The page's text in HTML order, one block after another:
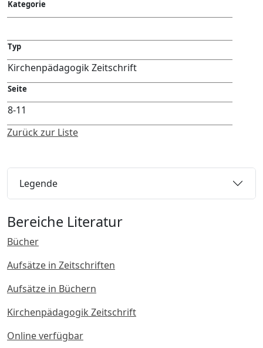
Kategorie
Typ
Kirchenpädagogik Zeitschrift
Seite
8-11
Zurück zur Liste
Legende
Bereiche Literatur
Bücher
Aufsätze in Zeitschriften
Aufsätze in Büchern
Kirchenpädagogik Zeitschrift
Online verfügbar